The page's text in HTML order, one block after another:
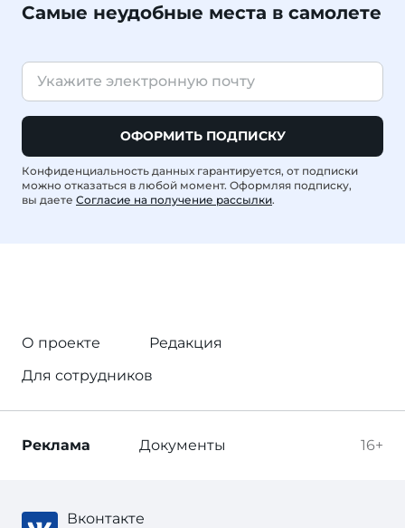
Самые неудобные места в самолете
ОФОРМИТЬ ПОДПИСКУ
Конфиденциальность данных гарантируется, от подписки
можно отказаться в любой момент. Оформляя подписку,
вы даете Согласие на получение рассылки.
О проекте
Редакция
Для сотрудников
16+
Реклама Документы
Вконтакте